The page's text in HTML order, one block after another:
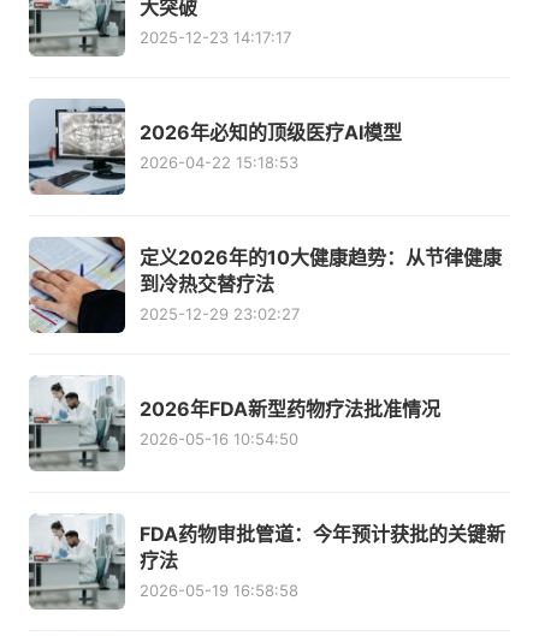
大突破
2025-12-23 14:17:17
2026年必知的顶级医疗AI模型
2026-04-22 15:18:53
定义2026年的10大健康趋势：从节律健康
到冷热交替疗法
2025-12-29 23:02:27
2026年FDA新型药物疗法批准情况
2026-05-16 10:54:50
FDA药物审批管道：今年预计获批的关键新
疗法
2026-05-19 16:58:58